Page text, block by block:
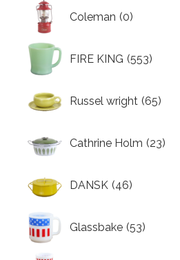
Coleman (0)
FIRE KING (553)
Russel wright (65)
Cathrine Holm (23)
DANSK (46)
Glassbake (53)